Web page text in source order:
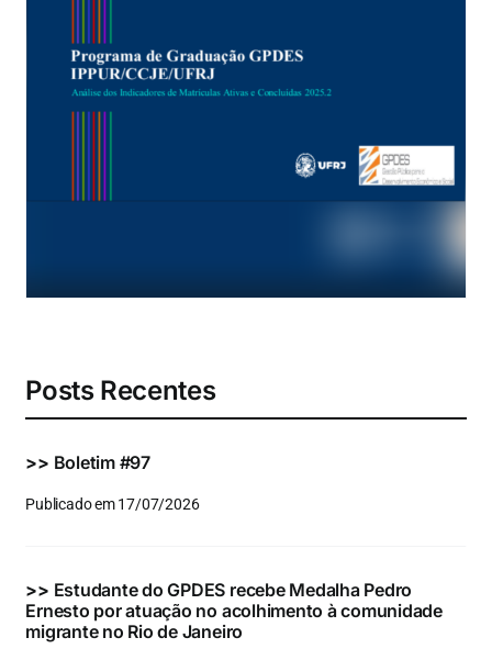
Comunicação
Buscar
Posts Recentes
>> Boletim #97
Publicado em 17/07/2026
>> Estudante do GPDES recebe Medalha Pedro
Ernesto por atuação no acolhimento à comunidade
migrante no Rio de Janeiro